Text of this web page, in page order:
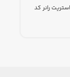
رانر کد